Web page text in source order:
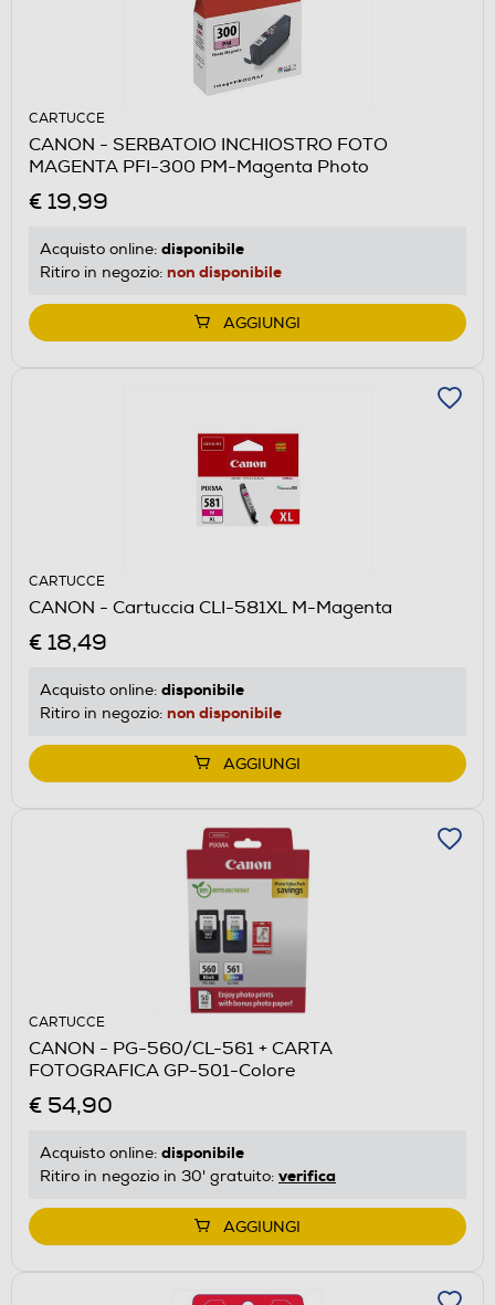
CARTUCCE
CANON - SERBATOIO INCHIOSTRO FOTO
MAGENTA PFI-300 PM-Magenta Photo
€ 19,99
Acquisto online: disponibile
Ritiro in negozio: non disponibile
AGGIUNGI
CARTUCCE
CANON - Cartuccia CLI-581XL M-Magenta
€ 18,49
Acquisto online: disponibile
Ritiro in negozio: non disponibile
AGGIUNGI
CARTUCCE
CANON - PG-560/CL-561 + CARTA
FOTOGRAFICA GP-501-Colore
€ 54,90
Acquisto online: disponibile
Ritiro in negozio in 30' gratuito: verifica
AGGIUNGI